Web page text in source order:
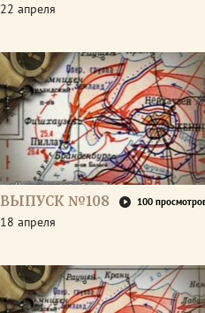
22 апреля
ВЫПУСК №108 100
18 апреля